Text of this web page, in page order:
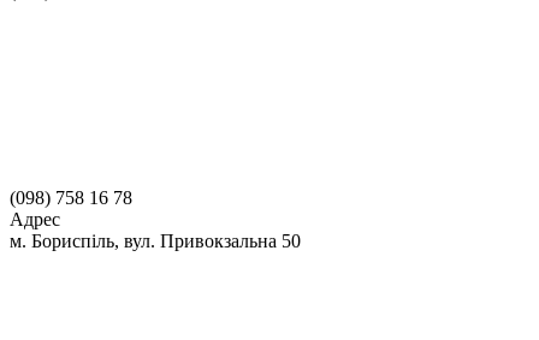
(098) 758 16 78
Адрес
м. Бориспіль, вул. Привокзальна 50